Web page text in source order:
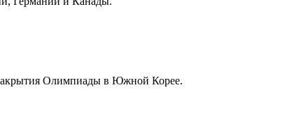
Олимпиады в Южной Корее.